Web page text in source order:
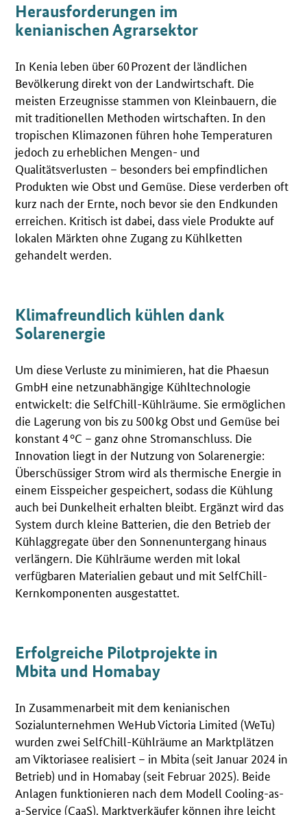
Herausforderungen im
kenianischen Agrarsektor
In Kenia leben über 60 Prozent der ländlichen
Bevölkerung direkt von der Landwirtschaft. Die
meisten Erzeugnisse stammen von Kleinbauern, die
mit traditionellen Methoden wirtschaften. In den
tropischen Klimazonen führen hohe Temperaturen
jedoch zu erheblichen Mengen- und
Qualitätsverlusten – besonders bei empfindlichen
Produkten wie Obst und Gemüse. Diese verderben oft
kurz nach der Ernte, noch bevor sie den Endkunden
erreichen. Kritisch ist dabei, dass viele Produkte auf
lokalen Märkten ohne Zugang zu Kühlketten
gehandelt werden.
Klimafreundlich kühlen dank
Solarenergie
Um diese Verluste zu minimieren, hat die Phaesun
GmbH eine netzunabhängige Kühltechnologie
entwickelt: die SelfChill-Kühlräume. Sie ermöglichen
die Lagerung von bis zu 500 kg Obst und Gemüse bei
konstant 4 °C – ganz ohne Stromanschluss. Die
Innovation liegt in der Nutzung von Solarenergie:
Überschüssiger Strom wird als thermische Energie in
einem Eisspeicher gespeichert, sodass die Kühlung
auch bei Dunkelheit erhalten bleibt. Ergänzt wird das
System durch kleine Batterien, die den Betrieb der
Kühlaggregate über den Sonnenuntergang hinaus
verlängern. Die Kühlräume werden mit lokal
verfügbaren Materialien gebaut und mit SelfChill-
Kernkomponenten ausgestattet.
Erfolgreiche Pilotprojekte in
Mbita und Homabay
In Zusammenarbeit mit dem kenianischen
Sozialunternehmen WeHub Victoria Limited (WeTu)
wurden zwei SelfChill-Kühlräume an Marktplätzen
am Viktoriasee realisiert – in Mbita (seit Januar 2024 in
Betrieb) und in Homabay (seit Februar 2025). Beide
Anlagen funktionieren nach dem Modell Cooling-as-
a-Service (CaaS). Marktverkäufer können ihre leicht